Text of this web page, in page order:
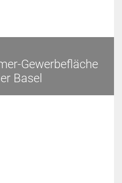
Gewerbefläche
Basel